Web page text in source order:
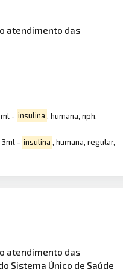
atendimento das
- insulina , humana, nph,
- insulina , humana, regular,
atendimento das
Sistema Único de Saúde